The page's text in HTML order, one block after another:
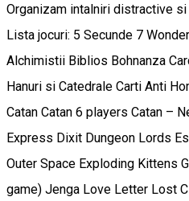
Organizam intalniri distractive
Lista jocuri: 5 Secunde 7
Alchimistii Biblios Bohnanza
Hanuri si Catedrale Carti Anti
Catan Catan 6 players Catan –
Express Dixit Dungeon Lords
Outer Space Exploding Kittens
game) Jenga Love Letter Lost